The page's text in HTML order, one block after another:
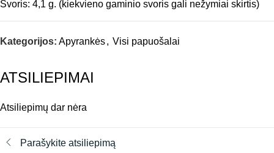
Svoris: 4,1 g. (kiekvieno gaminio svoris gali nežymiai skirtis)
Kategorijos: Apyrankės, Visi papuošalai
ATSILIEPIMAI
Atsiliepimų dar nėra
Parašykite atsiliepimą